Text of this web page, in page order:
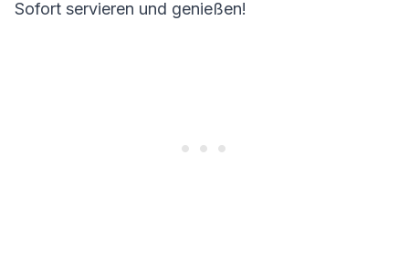
Sofort servieren und genießen!